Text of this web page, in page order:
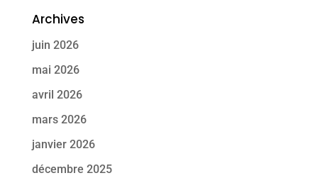
Archives
juin 2026
mai 2026
avril 2026
mars 2026
janvier 2026
décembre 2025